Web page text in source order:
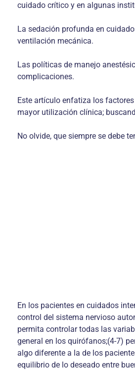
cuidado crítico y en algunas
La sedación profunda en
ventilación mecánica.
Las políticas de manejo
complicaciones.
Este artículo enfatiza los
mayor utilización clínica;
No olvide, que siempre se debe
En los pacientes en cuidados
control del sistema nervioso
permita controlar todas las
general en los quirófanos;(4-7)
algo diferente a la de los
equilibrio de lo deseado entre